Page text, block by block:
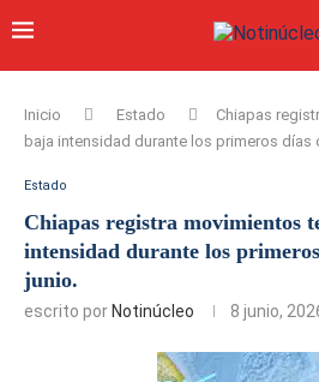
Inicio Estado
Chiapas
baja intensidad durante los primeros días
Estado
Chiapas registra movimientos
intensidad durante los
junio.
escrito por Notinúcleo 8 junio,